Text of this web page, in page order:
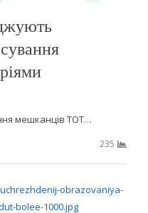
мешканців ТОТ…
235